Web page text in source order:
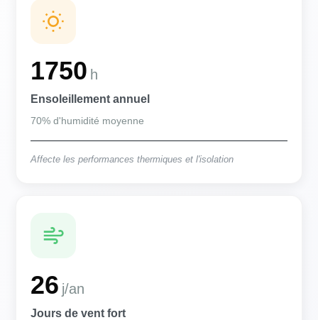
1750 h
Ensoleillement annuel
70% d'humidité moyenne
Affecte les performances thermiques et l'isolation
26 j/an
Jours de vent fort